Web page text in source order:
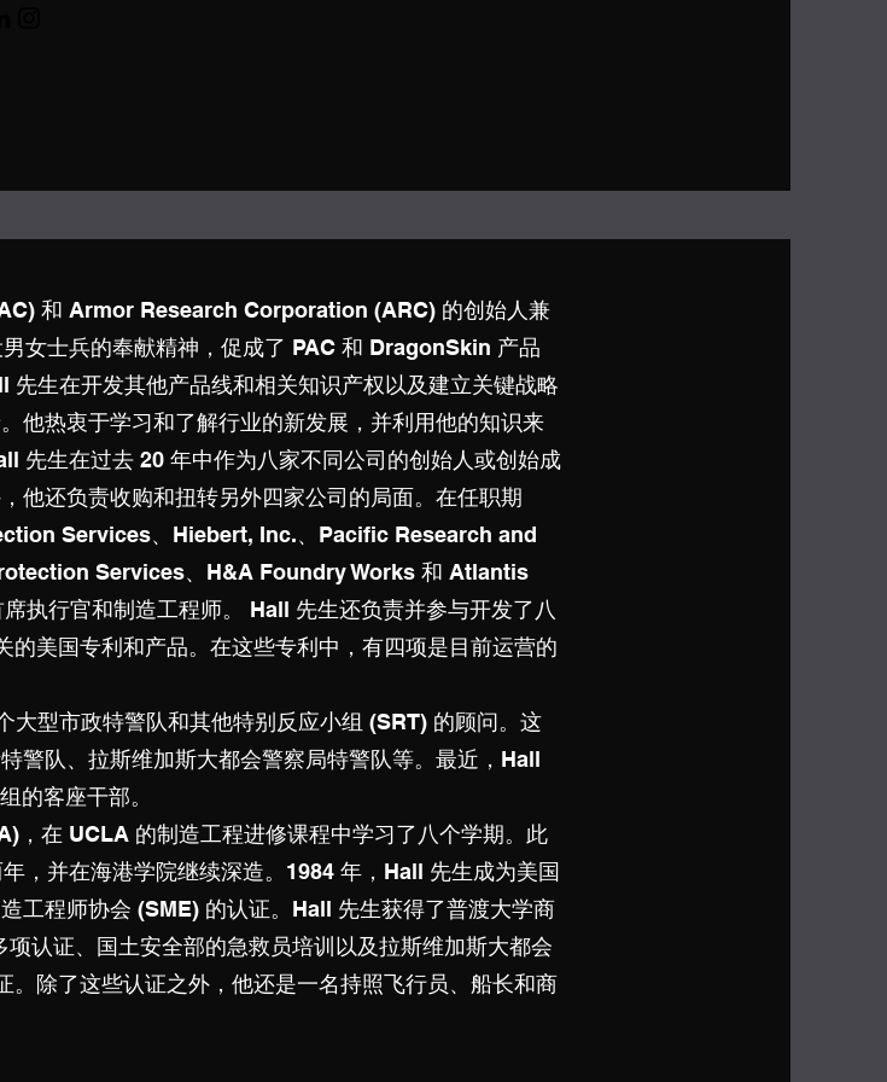
和 Armor Research Corporation (ARC) 的创始人兼
女士兵的奉献精神，促成了 PAC 和 DragonSkin 产品
生在开发其他产品线和相关知识产权以及建立关键战略
他热衷于学习和了解行业的新发展，并利用他的知识来
先生在过去 20 年中作为八家不同公司的创始人或创始成
他还负责收购和扭转另外四家公司的局面。在任职期
Services、Hiebert, Inc.、Pacific Research and
Services、H&A Foundry Works 和 Atlantis
执行官和制造工程师。 Hall 先生还负责并参与开发了八
的美国专利和产品。在这些专利中，有四项是目前运营的
大型市政特警队和其他特别反应小组 (SRT) 的顾问。这
警队、拉斯维加斯大都会警察局特警队等。最近，Hall
的客座干部。
，在 UCLA 的制造工程进修课程中学习了八个学期。此
，并在海港学院继续深造。1984 年，Hall 先生成为美国
工程师协会 (SME) 的认证。Hall 先生获得了普渡大学商
认证、国土安全部的急救员培训以及拉斯维加斯大都会
。除了这些认证之外，他还是一名持照飞行员、船长和商